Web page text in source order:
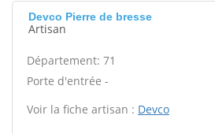
Devco Pierre de bresse
Artisan
Département: 71
Porte d'entrée -
Voir la fiche artisan : Devco